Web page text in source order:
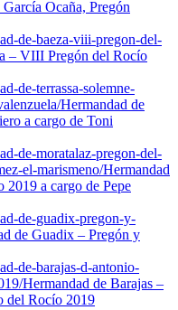
Ocaña, Pregón
de-baeza-viii-pregon-del-
– VIII Pregón del Rocío
de-terrassa-solemne-
Hermandad de
a cargo de Toni
de-moratalaz-pregon-del-
el-marismeno/Hermandad
2019 a cargo de Pepe
de-guadix-pregon-y-
de Guadix – Pregón y
de-barajas-d-antonio-
Hermandad de Barajas –
del Rocío 2019